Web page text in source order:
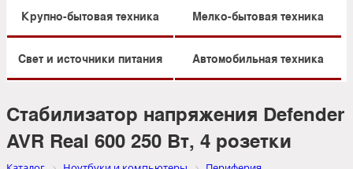
Крупно-бытовая техника Мелко-бытовая техника
Свет и источники питания Автомобильная техника
Стабилизатор напряжения Defender
AVR Real 600 250 Вт, 4 розетки